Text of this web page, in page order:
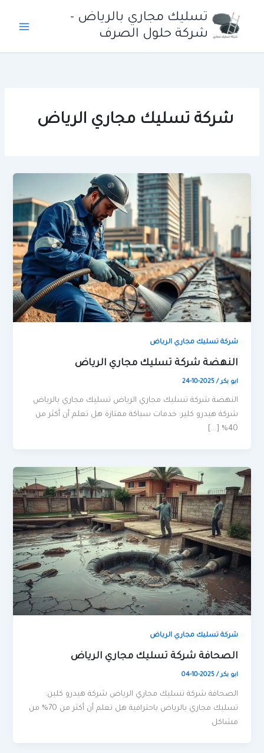
المحتوى
تسليك مجاري بالرياض -
شركة حلول الصرف
شركة تسليك مجاري الرياض
شركة تسليك مجاري الرياض
النهضة شركة تسليك مجاري الرياض
ابو بكر/
2025-10-24
النهضة شركة تسليك مجاري الرياض تسليك مجاري بالرياض
شركة هيدرو كلير: خدمات سباكة ممتازة هل تعلم أن أكثر من
40% […]
شركة تسليك مجاري الرياض
الصحافة شركة تسليك مجاري الرياض
ابو بكر/
2025-10-04
الصحافة شركة تسليك مجاري الرياض شركة هيدرو كلين:
تسليك مجاري بالرياض باحترافية هل تعلم أن أكثر من 70% من
مشاكل